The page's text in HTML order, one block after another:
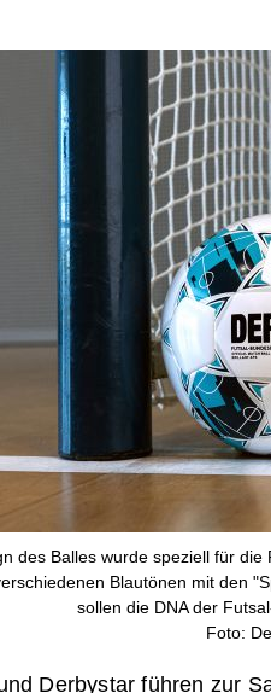
des Balles wurde speziell für
Blautönen mit den
sollen die DNA der
Foto:
Derbystar führen zur